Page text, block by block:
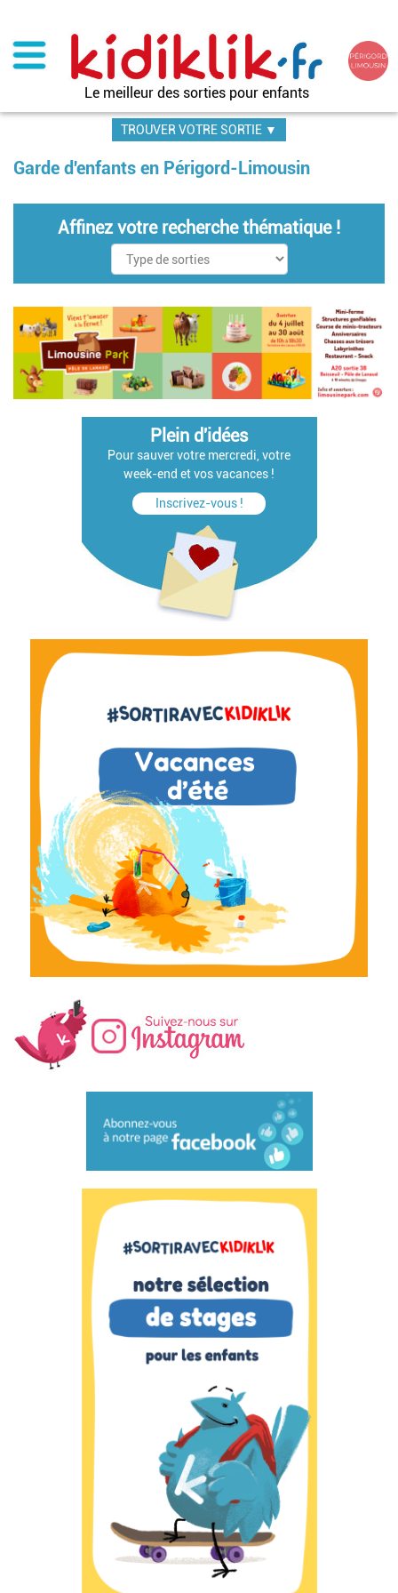
contenu
principal
Le meilleur des sorties pour enfants
TROUVER VOTRE SORTIE ▼
Garde d'enfants en Périgord-Limousin
Affinez votre recherche thématique !
Plein d'idées
Pour sauver votre mercredi, votre
week-end et vos vacances !
Inscrivez-vous !